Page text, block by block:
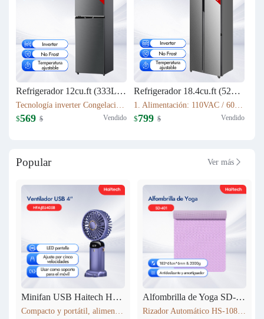
Refrigerador 12cu.ft (333L) Inverter HRF-AM45
$569 $ Vendido
Refrigerador 18.4cu.ft (521L) Inverter HRF-AM69
1. Alimentación: 110VAC / 60Hz 2. Sistema Libre de Escarcha (No Frost) 3. Tecnología inverter 4. Refrigerante Ecológico (R600a) 5. Flujo de Aire Tridimensional Indirecto (360°) con Temperatura Estable 6. Luz LED Interior de Bajo Consumo
$799 $ Vendido
Popular Ver más 
Minifan USB Haitech HSF-N15 Alfombrilla de Yoga SD-401
Rizador Automático HS-108 183*61cm*6mm & 2000g Antideslizante y amortiguador